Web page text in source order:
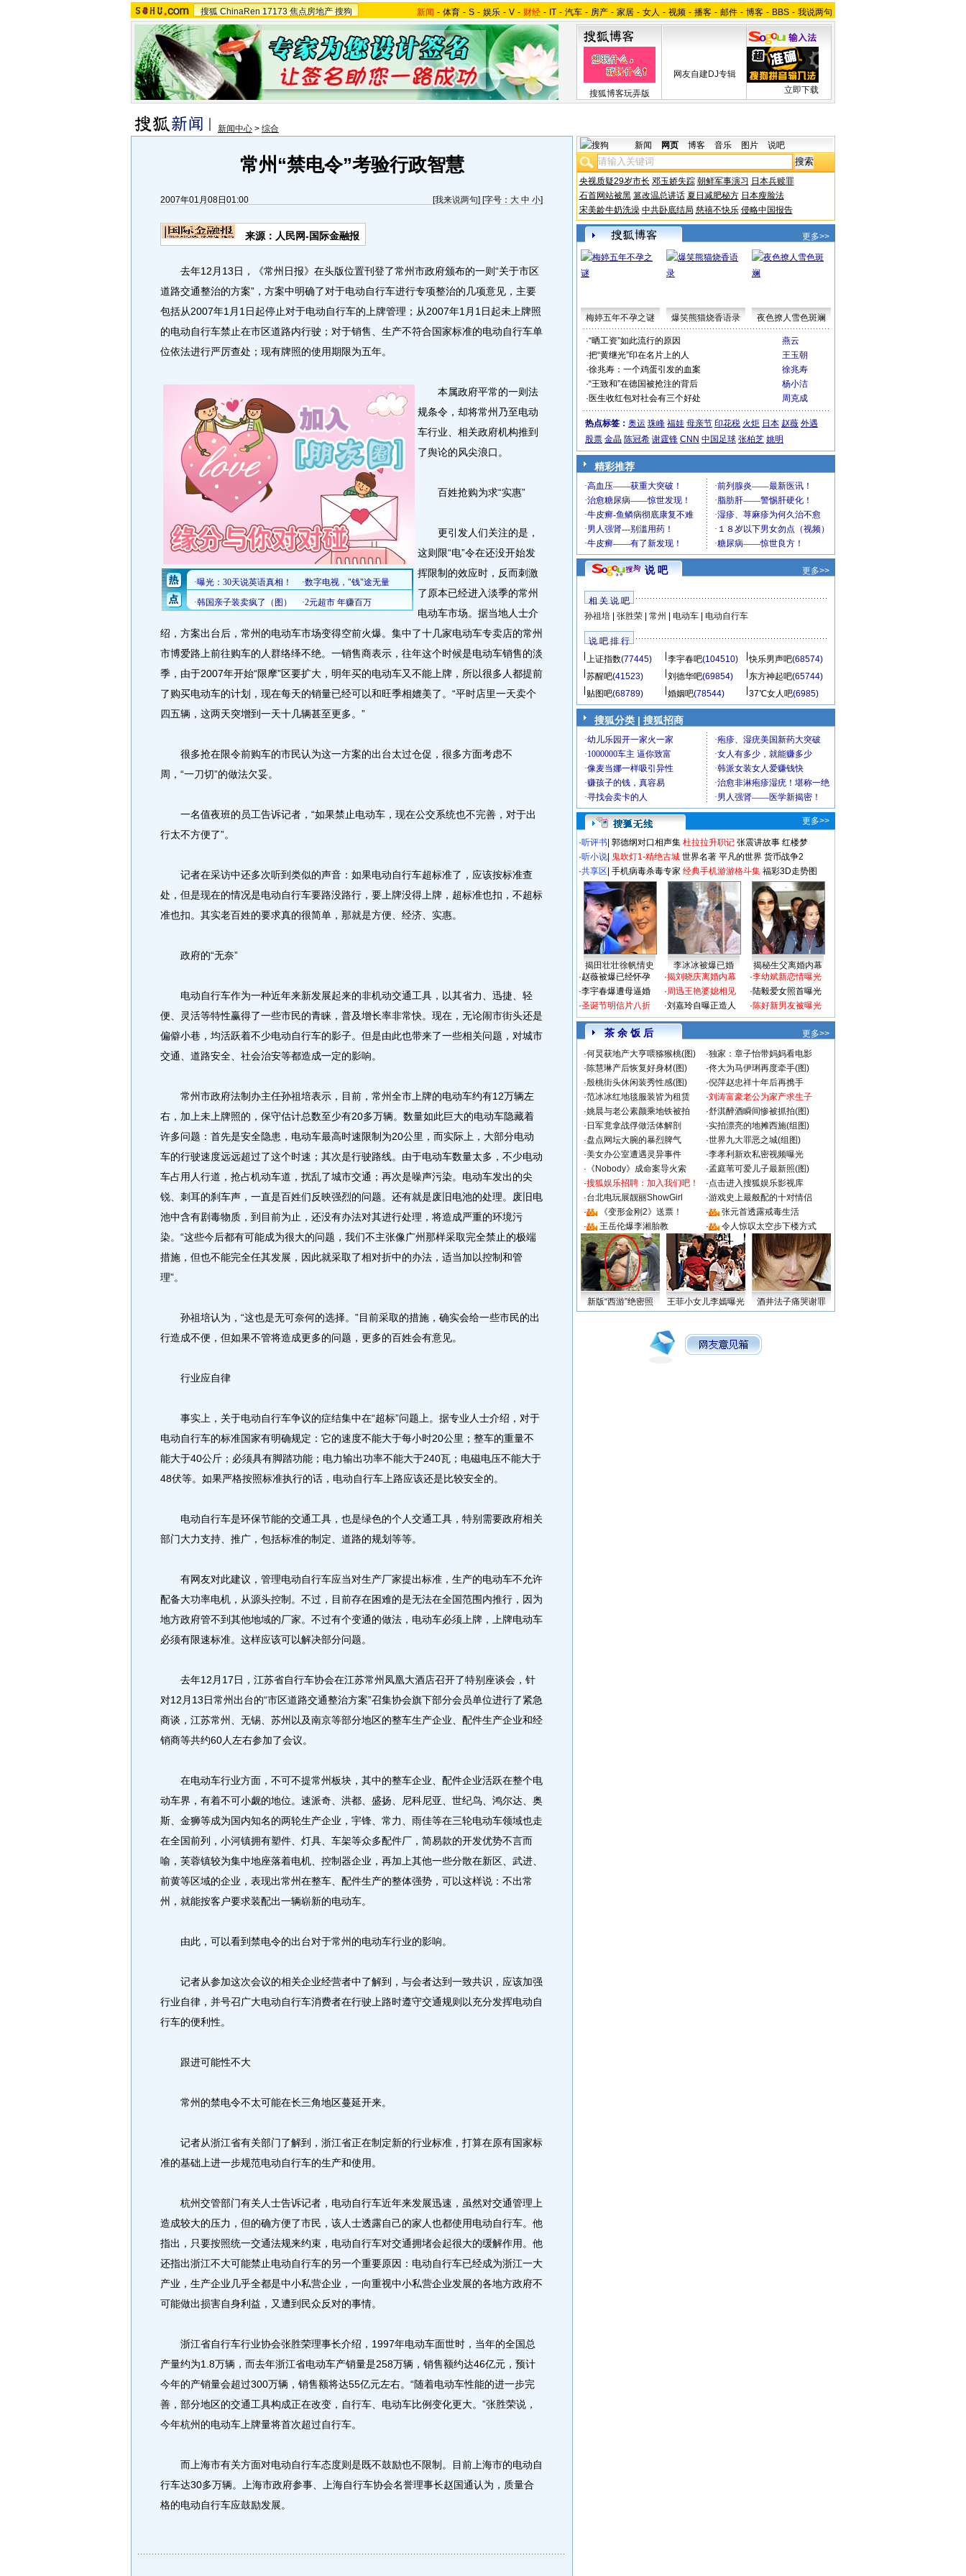
搜狐 ChinaRen 17173 焦点房地产 搜狗 新闻 - 体育 - S - 娱乐 - V - 财经 - IT - 汽车 - 房产 - 家居 - 女人 - 视频 - 播客 - 邮件 - 博客 - BBS - 我说两句
搜狐博客玩弄版
网友自建DJ专辑
立即下载
新闻中心 > 综合
常州“禁电令”考验行政智慧
2007年01月08日01:00 [我来说两句] [字号： 大 中 小]
来源：人民网-国际金融报
去年12月13日，《常州日报》在头版位置刊登了常州市政府颁布的一则“关于市区
道路交通整治的方案”，方案中明确了对于电动自行车进行专项整治的几项意见，主要
包括从2007年1月1日起停止对于电动自行车的上牌管理；从2007年1月1日起未上牌照
的电动自行车禁止在市区道路内行驶；对于销售、生产不符合国家标准的电动自行车单
位依法进行严厉查处；现有牌照的使用期限为五年。
本属政府平常的一则法
规条令，却将常州乃至电动
车行业、相关政府机构推到
了舆论的风尖浪口。
百姓抢购为求“实惠”
更引发人们关注的是，
这则限“电”令在还没开始发
挥限制的效应时，反而刺激
了原本已经进入淡季的常州
电动车市场。据当地人士介
绍，方案出台后，常州的电动车市场变得空前火爆。集中了十几家电动车专卖店的常州
市博爱路上前往购车的人群络绎不绝。一销售商表示，往年这个时候是电动车销售的淡
季，由于2007年开始“限摩”区要扩大，明年买的电动车又不能上牌，所以很多人都提前
了购买电动车的计划，现在每天的销量已经可以和旺季相媲美了。“平时店里一天卖个
四五辆，这两天突增到一天十几辆甚至更多。”
很多抢在限令前购车的市民认为这一方案的出台太过仓促，很多方面考虑不
周，“一刀切”的做法欠妥。
一名值夜班的员工告诉记者，“如果禁止电动车，现在公交系统也不完善，对于出
行太不方便了”。
记者在采访中还多次听到类似的声音：如果电动自行车超标准了，应该按标准查
处，但是现在的情况是电动自行车要路没路行，要上牌没得上牌，超标准也扣，不超标
准也扣。其实老百姓的要求真的很简单，那就是方便、经济、实惠。
政府的“无奈”
电动自行车作为一种近年来新发展起来的非机动交通工具，以其省力、迅捷、轻
便、灵活等特性赢得了一些市民的青睐，普及增长率非常快。现在，无论闹市街头还是
偏僻小巷，均活跃着不少电动自行车的影子。但是由此也带来了一些相关问题，对城市
交通、道路安全、社会治安等都造成一定的影响。
常州市政府法制办主任孙祖培表示，目前，常州全市上牌的电动车约有12万辆左
右，加上未上牌照的，保守估计总数至少有20多万辆。数量如此巨大的电动车隐藏着
许多问题：首先是安全隐患，电动车最高时速限制为20公里，而实际上，大部分电动
车的行驶速度远远超过了这个时速；其次是行驶路线。由于电动车数量太多，不少电动
车占用人行道，抢占机动车道，扰乱了城市交通；再次是噪声污染。电动车发出的尖
锐、刺耳的刹车声，一直是百姓们反映强烈的问题。还有就是废旧电池的处理。废旧电
池中含有剧毒物质，到目前为止，还没有办法对其进行处理，将造成严重的环境污
染。“这些今后都有可能成为很大的问题，我们不主张像广州那样采取完全禁止的极端
措施，但也不能完全任其发展，因此就采取了相对折中的办法，适当加以控制和管
理”。
孙祖培认为，“这也是无可奈何的选择。”目前采取的措施，确实会给一些市民的出
行造成不便，但如果不管将造成更多的问题，更多的百姓会有意见。
行业应自律
事实上，关于电动自行车争议的症结集中在“超标”问题上。据专业人士介绍，对于
电动自行车的标准国家有明确规定：它的速度不能大于每小时20公里；整车的重量不
能大于40公斤；必须具有脚踏功能；电力输出功率不能大于240瓦；电磁电压不能大于
48伏等。如果严格按照标准执行的话，电动自行车上路应该还是比较安全的。
电动自行车是环保节能的交通工具，也是绿色的个人交通工具，特别需要政府相关
部门大力支持、推广，包括标准的制定、道路的规划等等。
有网友对此建议，管理电动自行车应当对生产厂家提出标准，生产的电动车不允许
配备大功率电机，从源头控制。不过，目前存在困难的是无法在全国范围内推行，因为
地方政府管不到其他地域的厂家。不过有个变通的做法，电动车必须上牌，上牌电动车
必须有限速标准。这样应该可以解决部分问题。
去年12月17日，江苏省自行车协会在江苏常州凤凰大酒店召开了特别座谈会，针
对12月13日常州出台的“市区道路交通整治方案”召集协会旗下部分会员单位进行了紧急
商谈，江苏常州、无锡、苏州以及南京等部分地区的整车生产企业、配件生产企业和经
销商等共约60人左右参加了会议。
在电动车行业方面，不可不提常州板块，其中的整车企业、配件企业活跃在整个电
动车界，有着不可小觑的地位。速派奇、洪都、盛扬、尼科尼亚、世纪鸟、鸿尔达、奥
斯、金狮等成为国内知名的两轮生产企业，宇锋、常力、雨佳等在三轮电动车领域也走
在全国前列，小河镇拥有塑件、灯具、车架等众多配件厂，简易款的开发优势不言而
喻，芙蓉镇较为集中地座落着电机、控制器企业，再加上其他一些分散在新区、武进、
前黄等区域的企业，表现出常州在整车、配件生产的整体强势，可以这样说：不出常
州，就能按客户要求装配出一辆崭新的电动车。
由此，可以看到禁电令的出台对于常州的电动车行业的影响。
记者从参加这次会议的相关企业经营者中了解到，与会者达到一致共识，应该加强
行业自律，并号召广大电动自行车消费者在行驶上路时遵守交通规则以充分发挥电动自
行车的便利性。
跟进可能性不大
常州的禁电令不太可能在长三角地区蔓延开来。
记者从浙江省有关部门了解到，浙江省正在制定新的行业标准，打算在原有国家标
准的基础上进一步规范电动自行车的生产和使用。
杭州交管部门有关人士告诉记者，电动自行车近年来发展迅速，虽然对交通管理上
造成较大的压力，但的确方便了市民，该人士透露自己的家人也都使用电动自行车。他
指出，只要按照统一交通法规来约束，电动自行车对交通拥堵会起很大的缓解作用。他
还指出浙江不大可能禁止电动自行车的另一个重要原因：电动自行车已经成为浙江一大
产业，生产企业几乎全都是中小私营企业，一向重视中小私营企业发展的各地方政府不
可能做出损害自身利益，又遭到民众反对的事情。
浙江省自行车行业协会张胜荣理事长介绍，1997年电动车面世时，当年的全国总
产量约为1.8万辆，而去年浙江省电动车产销量是258万辆，销售额约达46亿元，预计
今年的产销量会超过300万辆，销售额将达55亿元左右。“随着电动车性能的进一步完
善，部分地区的交通工具构成正在改变，自行车、电动车比例变化更大。”张胜荣说，
今年杭州的电动车上牌量将首次超过自行车。
而上海市有关方面对电动自行车态度则是既不鼓励也不限制。目前上海市的电动自
行车达30多万辆。上海市政府参事、上海自行车协会名誉理事长赵国通认为，质量合
格的电动自行车应鼓励发展。
新闻 网页 博客 音乐 图片 说吧
央视质疑29岁市长 邓玉娇失踪 朝鲜军事演习 日本兵赎罪
石首网站被黑 篡改温总讲话 夏日减肥秘方 日本瘦脸法
宋美龄牛奶洗澡 中共卧底结局 慈禧不快乐 侵略中国报告
更多>>
梅婷五年不孕之谜 爆笑熊猫烧香语录 夜色撩人雪色斑斓
·“晒工资”如此流行的原因
燕云
·把“黄继光”印在名片上的人
王玉朝
·徐兆寿：一个鸡蛋引发的血案
徐兆寿
·“王致和”在德国被抢注的背后
杨小洁
· 医生收红包对社会有三个好处 周克成
热点标签： 奥运 珠峰 福娃 母亲节 印花税 火炬 日本 赵薇 外遇
股票 金晶 陈冠希 谢霆锋 CNN 中国足球 张柏芝 姚明
精彩推荐
说 吧 更多>>
相 关 说 吧
孙祖培| 张胜荣| 常州 电动车| 电动自行车
说 吧 排 行
上证指数(77445) 李宇春吧(104510) 快乐男声吧(68574)
苏醒吧(41523) 刘德华吧(69854) 东方神起吧(65744)
贴图吧(68789) 婚姻吧(78544) 37℃女人吧(6985)
搜狐分类 | 搜狐招商
更多>>
·听评书 郭德纲对口相声集 杜拉拉升职记 张震讲故事 红楼梦
·听小说 鬼吹灯1-精绝古城 世界名著 平凡的世界 货币战争2
·共享区 手机病毒杀毒专家 经典手机游游格斗集 福彩3D走势图
揭田壮壮徐帆情史 李冰冰被爆已婚
揭秘生父离婚内幕
·赵薇被爆已经怀孕
·李宇春爆遭母逼婚
·圣诞节明信片八折
·揭刘晓庆离婚内幕
·周迅王艳婆媳相见
·刘嘉玲自曝正造人
·李幼斌新恋情曝光
·陆毅爱女照首曝光
·陈好新男友被曝光
茶 余 饭 后
更多>>
·何炅获地产大亨喂猕猴桃(图) ·独家：章子怡带妈妈看电影
·陈慧琳产后恢复好身材(图) ·佟大为马伊琍再度牵手(图)
·殷桃街头休闲装秀性感(图) ·倪萍赵忠祥十年后再携手
·范冰冰红地毯服装皆为租赁 ·刘涛富豪老公为家产求生子
·姚晨与老公素颜乘地铁被拍 ·舒淇醉酒瞬间惨被抓拍(图)
· 日军竟拿战俘做活体解剖 ·实拍漂亮的地摊西施(组图)
·盘点网坛大腕的暴烈脾气 ·世界九大罪恶之城(组图)
·美女办公室遭遇灵异事件 ·李孝利新欢私密视频曝光
· 《Nobody》成命案导火索 ·孟庭苇可爱儿子最新照(图)
·搜狐娱乐招聘：加入我们吧！ ·点击进入搜狐娱乐影视库
·台北电玩展靓丽ShowGirl ·游戏史上最般配的十对情侣
·
《变形金刚2》送票！ ·
张元首透露戒毒生活
·
王岳伦爆李湘胎教 · 令人惊叹太空步下楼方式
新版“西游”绝密照 王菲小女儿李嫣曝光 酒井法子痛哭谢罪